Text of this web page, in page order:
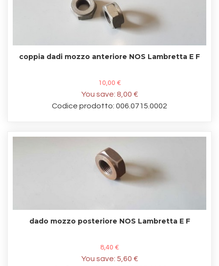
coppia dadi mozzo anteriore NOS Lambretta E F
10,00 €
You save: 8,00 €
Codice prodotto: 006.0715.0002
dado mozzo posteriore NOS Lambretta E F
8,40 €
You save: 5,60 €